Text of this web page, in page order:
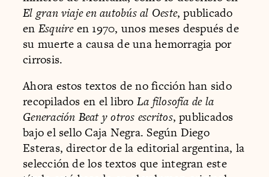
El gran viaje en autobús al Oeste, publicado
en Esquireen 1970, unos meses después de
su muerte a causa de una hemorragia por
cirrosis.
Ahora estos textos de no ficción han sido
recopilados en el libro La filosofía de la
Generación Beat y otros escritos, publicados
bajo el sello Caja Negra. Según Diego
Esteras, director de la editorial argentina, la
selección de los textos que integran este